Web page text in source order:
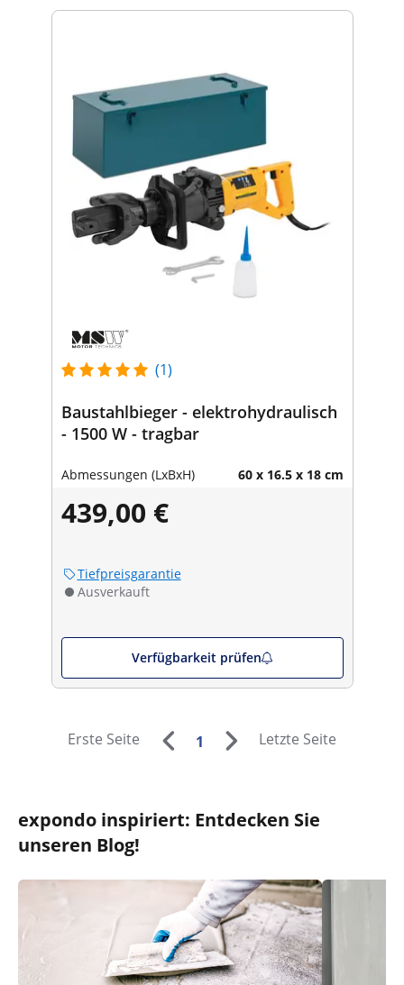
(1)
Baustahlbieger - elektrohydraulisch
- 1500 W - tragbar
Abmessungen (LxBxH) 60 x 16.5 x 18 cm
439,00 €
Tiefpreisgarantie
Ausverkauft
Verfügbarkeit prüfen
Erste Seite 1 Letzte Seite
expondo inspiriert: Entdecken Sie
unseren Blog!